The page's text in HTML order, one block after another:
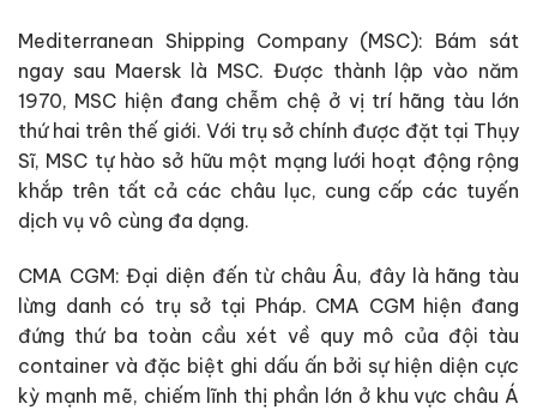
Mediterranean Shipping Company (MSC): Bám sát
ngay sau Maersk là MSC. Được thành lập vào năm
1970, MSC hiện đang chễm chệ ở vị trí hãng tàu lớn
thứ hai trên thế giới. Với trụ sở chính được đặt tại Thụy
Sĩ, MSC tự hào sở hữu một mạng lưới hoạt động rộng
khắp trên tất cả các châu lục, cung cấp các tuyến
dịch vụ vô cùng đa dạng.
CMA CGM: Đại diện đến từ châu Âu, đây là hãng tàu
lừng danh có trụ sở tại Pháp. CMA CGM hiện đang
đứng thứ ba toàn cầu xét về quy mô của đội tàu
container và đặc biệt ghi dấu ấn bởi sự hiện diện cực
kỳ mạnh mẽ, chiếm lĩnh thị phần lớn ở khu vực châu Á